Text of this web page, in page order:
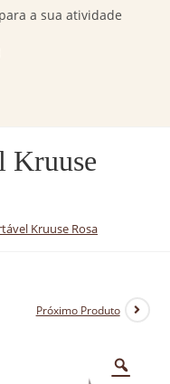
a sua atividade
Kruuse
Kruuse Rosa
Próximo Produto